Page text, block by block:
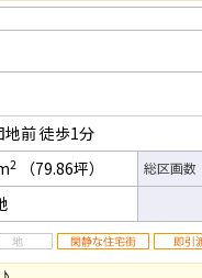
地前徒歩1分
2 （79.86坪）
総区画数